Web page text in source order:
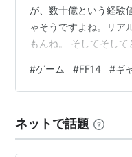
が、数十億という経験
ゃそうですよね。リア
もんね。 そしてそし
も体験版ではマーケッ
売買できるところ）と
えませんので、所持品
ちまちまやっていくの
#ゲーム #FF14 #ギ
ネットで話題